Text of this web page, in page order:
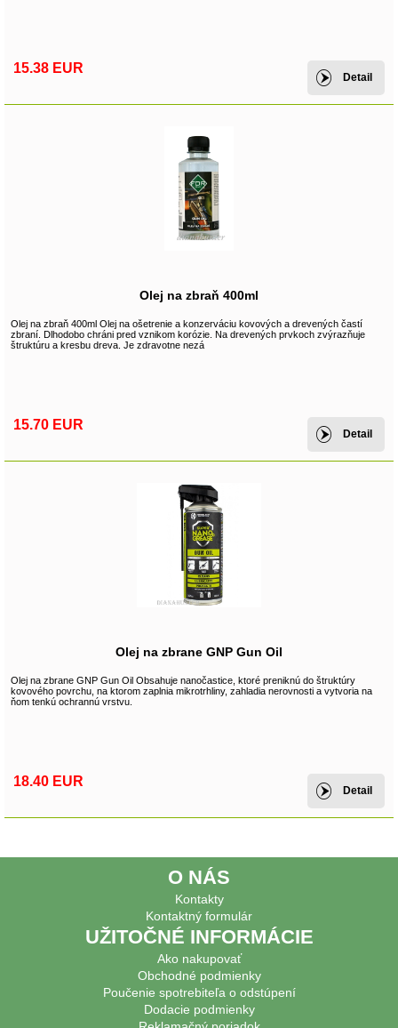
15.38 EUR
Detail
Olej na zbraň 400ml
Olej na zbraň 400ml Olej na ošetrenie a konzerváciu kovových a drevených častí
zbraní. Dlhodobo chráni pred vznikom korózie. Na drevených prvkoch zvýrazňuje
štruktúru a kresbu dreva. Je zdravotne nezá
15.70 EUR
Detail
Olej na zbrane GNP Gun Oil
Olej na zbrane GNP Gun Oil Obsahuje nanočastice, ktoré preniknú do štruktúry
kovového povrchu, na ktorom zaplnia mikrotrhliny, zahladia nerovnosti a vytvoria na
ňom tenkú ochrannú vrstvu.
18.40 EUR
Detail
O NÁS
Kontakty
Kontaktný formulár
UŽITOČNÉ INFORMÁCIE
Ako nakupovať
Obchodné podmienky
Poučenie spotrebiteľa o odstúpení
Dodacie podmienky